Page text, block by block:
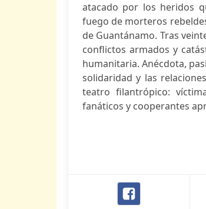
atacado por los heridos
fuego de morteros
de Guantánamo. Tras
conflictos armados y
humanitaria. Anécdota,
solidaridad y las
teatro filantrópico:
fanáticos y cooperantes